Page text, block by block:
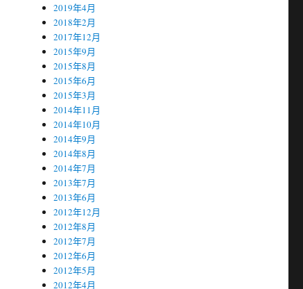
2019年4月
2018年2月
2017年12月
2015年9月
2015年8月
2015年6月
2015年3月
2014年11月
2014年10月
2014年9月
2014年8月
2014年7月
2013年7月
2013年6月
2012年12月
2012年8月
2012年7月
2012年6月
2012年5月
2012年4月